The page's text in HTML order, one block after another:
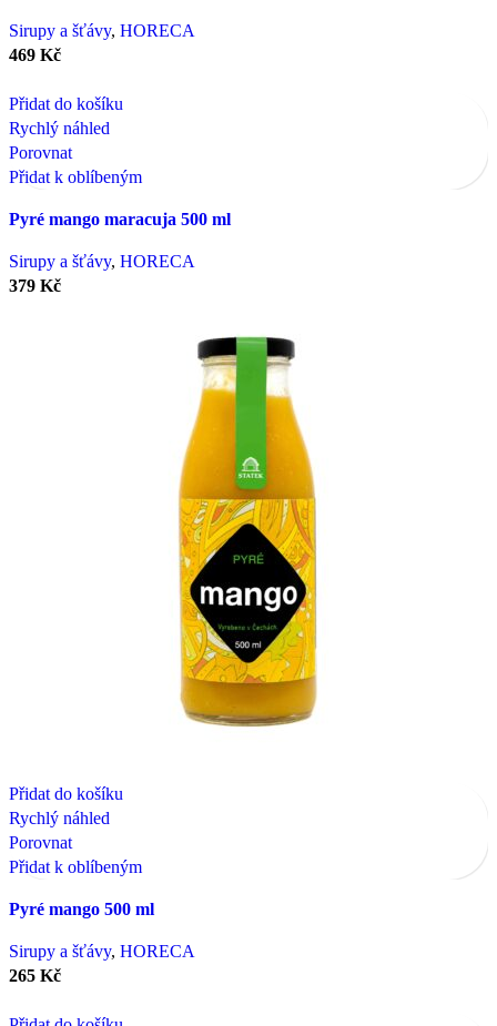
Sirupy a šťávy, HORECA
469 Kč
Přidat do košíku
Rychlý náhled
Porovnat
Přidat k oblíbeným
Pyré mango maracuja 500 ml
Sirupy a šťávy, HORECA
379 Kč
Přidat do košíku
Rychlý náhled
Porovnat
Přidat k oblíbeným
Pyré mango 500 ml
Sirupy a šťávy, HORECA
265 Kč